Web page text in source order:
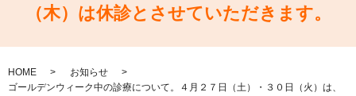
（木）は休診とさせていただきます。
HOME
お知らせ
ゴールデンウィーク中の診療について。４月２７日（土）・３０日（火）は、